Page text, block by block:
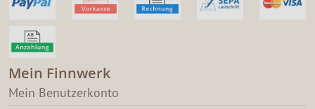
Mein Finnwerk
Mein Benutzerkonto